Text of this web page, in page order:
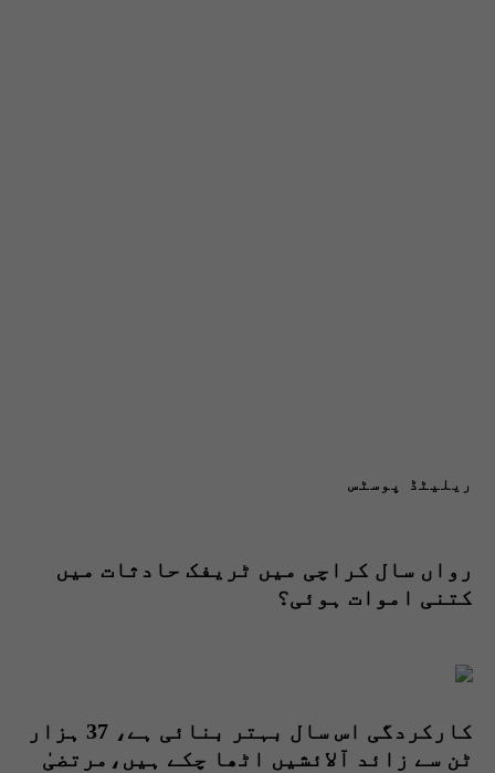
ریلیٹڈ پوسٹس
رواں سال کراچی میں ٹریفک حادثات میں
کتنی اموات ہوئی؟
کارکردگی اس سال بہتر بنائی ہے، 37 ہزار
ٹن سے زائد آلائشیں اٹھا چکے ہیں،مرتضیٰ